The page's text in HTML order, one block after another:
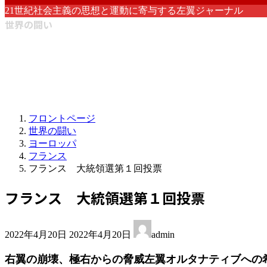
21世紀社会主義の思想と運動に寄与する左翼ジャーナル
世界の闘い
フロントページ
世界の闘い
ヨーロッパ
フランス
フランス 大統領選第１回投票
フランス 大統領選第１回投票
2022年4月20日 終
新
2022年4月20日 admin
右翼の崩壊、極右からの脅威左翼オルタナティブへの